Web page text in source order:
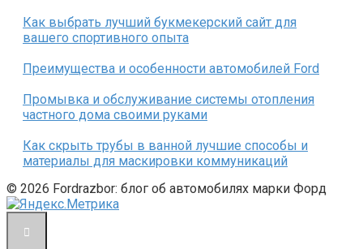
Как выбрать лучший букмекерский сайт для
вашего спортивного опыта
Преимущества и особенности автомобилей Ford
Промывка и обслуживание системы отопления
частного дома своими руками
Как скрыть трубы в ванной лучшие способы и
материалы для маскировки коммуникаций
© 2026 Fordrazbor: блог об автомобилях марки Форд